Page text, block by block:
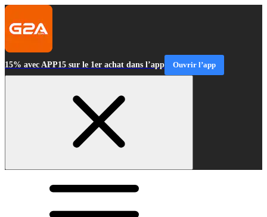
15% avec APP15 sur le 1er achat dans l’app Ouvrir l’app